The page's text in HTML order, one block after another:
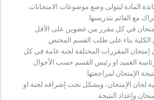
المادة ليتولى وضع موضوعات الامتحانات
مع القائم بتدريسها.
في كل مقرر من عضوين على الأقل
بناء على طلب القسم المختص.
إمتحان المقررات المختلفة لجنة عامة في كل
العميد او رئيس القسم حسب الأحوال
الإمتحان لمراجعتها.
لجان الإمتحان، ويشكل تحت إشرافه لجنة او
وإعداد النتيجة.